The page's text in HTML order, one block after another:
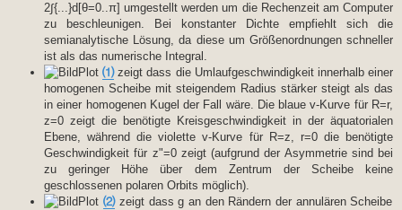
2∫{...}d[θ=0..π] umgestellt werden um die Rechenzeit am Computer
zu beschleunigen. Bei konstanter Dichte empfiehlt sich die
semianalytische Lösung, da diese um Größenordnungen schneller
ist als das numerische Integral.
Plot⑴zeigt dass die Umlaufgeschwindigkeit innerhalb einer
homogenen Scheibe mit steigendem Radius stärker steigt als das
in einer homogenen Kugel der Fall wäre. Die blaue v-Kurve für R=r,
z=0 zeigt die benötigte Kreisgeschwindigkeit in der äquatorialen
Ebene, während die violette v-Kurve für R=z, r=0 die benötigte
Geschwindigkeit für z"=0 zeigt (aufgrund der Asymmetrie sind bei
zu geringer Höhe über dem Zentrum der Scheibe keine
geschlossenen polaren Orbits möglich).
Plot ⑵zeigt dass g an den Rändern der annulären Scheibe